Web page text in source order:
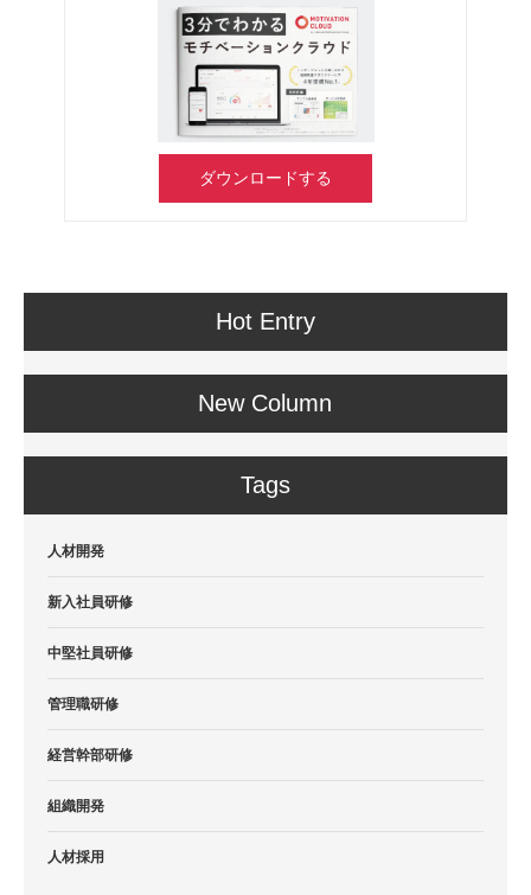
ダウンロードする
Hot Entry
New Column
Tags
人材開発
新入社員研修
中堅社員研修
管理職研修
経営幹部研修
組織開発
人材採用